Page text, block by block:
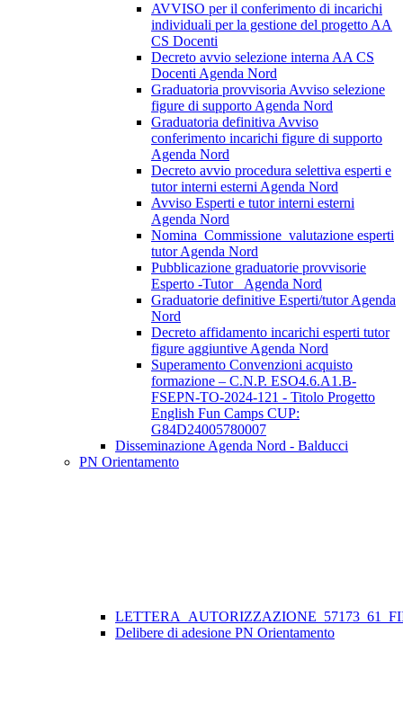
AVVISO per il conferimento di incarichi
individuali per la gestione del progetto AA
CS Docenti
Decreto avvio selezione interna AA CS
Docenti Agenda Nord
Graduatoria provvisoria Avviso selezione
figure di supporto Agenda Nord
Graduatoria definitiva Avviso
conferimento incarichi figure di supporto
Agenda Nord
Decreto avvio procedura selettiva esperti e
tutor interni esterni Agenda Nord
Avviso Esperti e tutor interni esterni
Agenda Nord
Nomina_Commissione_valutazione esperti
tutor Agenda Nord
Pubblicazione graduatorie provvisorie
Esperto -Tutor _Agenda Nord
Graduatorie definitive Esperti/tutor Agenda
Nord
Decreto affidamento incarichi esperti tutor
figure aggiuntive Agenda Nord
Superamento Convenzioni acquisto
formazione – C.N.P. ESO4.6.A1.B-
FSEPN-TO-2024-121 - Titolo Progetto
English Fun Camps CUP:
G84D24005780007
Disseminazione Agenda Nord - Balducci
PN Orientamento
Delibere di adesione PN Orientamento